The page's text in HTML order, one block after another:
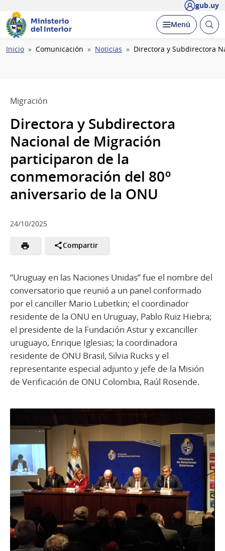
gub.uy
Ministerio
del Interior
Desplegar
Menú Abrir
Ruta
Inicio Comunicación Noticias Directora y Subdirectora
Migración
Directora y Subdirectora
Nacional de Migración
participaron de la
conmemoración del 80º
aniversario de la ONU
24/10/2025
Compartir
“Uruguay en las Naciones Unidas” fue el nombre del
conversatorio que reunió a un panel conformado
por el canciller Mario Lubetkin; el coordinador
residente de la ONU en Uruguay, Pablo Ruiz Hiebra;
el presidente de la Fundación Astur y excanciller
uruguayo, Enrique Iglesias; la coordinadora
residente de ONU Brasil, Silvia Rucks y el
representante especial adjunto y jefe de la Misión
de Verificación de ONU Colombia, Raúl Rosende.